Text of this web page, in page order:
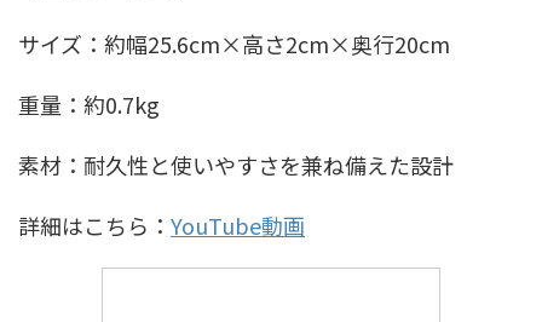
サイズ：約幅25.6cm×高さ2cm×奥行20cm
重量：約0.7kg
素材：耐久性と使いやすさを兼ね備えた設計
詳細はこちら： YouTube動画